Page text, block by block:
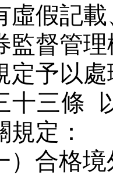
虛假記
監督管
定予以
十三條
規定：
）合格